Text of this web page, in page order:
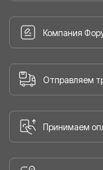
Компания
Отправляем
Принимаем